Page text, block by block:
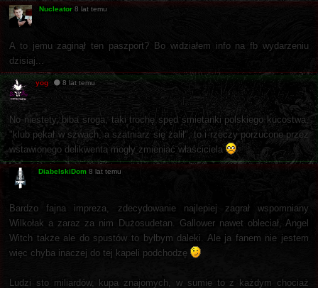
Nucleator 8 lat temu
A to jemu zaginął ten paszport? Bo widziałem info na fb wydarzeniu
dzisiaj...
yog 8 lat temu
No niestety, biba sroga, taki trochę spęd śmietanki polskiego kucostwa,
"klub pękał w szwach, a szatniarz się żalił", to i rzeczy porzucone przez
wstawionego delikwenta mogły zmieniać właściciela
DiabelskiDom 8 lat temu
Bardzo fajna impreza, zdecydowanie najlepiej zagrał wspomniany
Wilkołak a zaraz za nim Dużosudetan. Gallower nawet obleciał, Angel
Witch także ale do spustów to byłbym daleki. Ale ja fanem nie jestem
więc chyba inaczej do tej kapeli podchodzę
Ludzi sto miliardów, kupa znajomych, w sumie to z każdym chociaż